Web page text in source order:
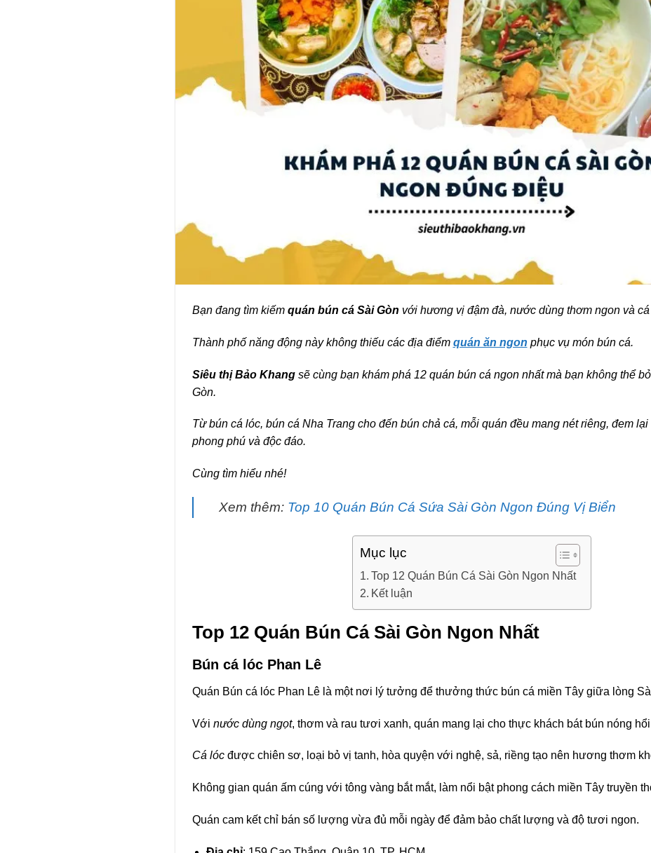
Bạn đang tìm kiếm quán bún cá Sài Gòn với hương vị đậm đà, nước dùng thơm ngon và
Thành phố năng động này không thiếu các địa điểm quán ăn ngon phục vụ món bún cá.
Siêu thị Bảo Khangsẽ cùng bạn khám phá 12 quán bún cá ngon nhất mà bạn không thể
Gòn.
Từ bún cá lóc, bún cá Nha Trang cho đến bún chả cá, mỗi quán đều mang nét riêng, đem
phong phú và độc đáo.
Cùng tìm hiểu nhé!
Xem thêm: Top 10 Quán Bún Cá Sứa Sài Gòn Ngon Đúng Vị Biển
Mục lục
Top 12 Quán Bún Cá Sài Gòn Ngon Nhất
Kết luận
Top 12 Quán Bún Cá Sài Gòn Ngon Nhất
Bún cá lóc Phan Lê
Quán Bún cá lóc Phan Lê là một nơi lý tưởng để thưởng thức bún cá miền Tây giữa lòng
Với nước dùng ngọt, thơm và rau tươi xanh, quán mang lại cho thực khách bát bún nóng
Cá lócđược chiên sơ, loại bỏ vị tanh, hòa quyện với nghệ, sả, riềng tạo nên hương thơm
Không gian quán ấm cúng với tông vàng bắt mắt, làm nổi bật phong cách miền Tây truyền
Quán cam kết chỉ bán số lượng vừa đủ mỗi ngày để đảm bảo chất lượng và độ tươi ngon.